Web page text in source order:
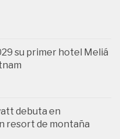
su primer hotel Meliá
debuta en
resort de montaña